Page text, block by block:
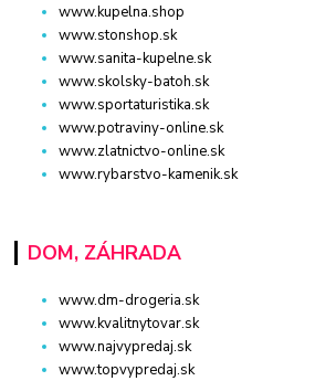
www.kupelna.shop
www.stonshop.sk
www.sanita-kupelne.sk
www.skolsky-batoh.sk
www.sportaturistika.sk
www.potraviny-online.sk
www.zlatnictvo-online.sk
www.rybarstvo-kamenik.sk
DOM, ZÁHRADA
www.dm-drogeria.sk
www.kvalitnytovar.sk
www.najvypredaj.sk
www.topvypredaj.sk